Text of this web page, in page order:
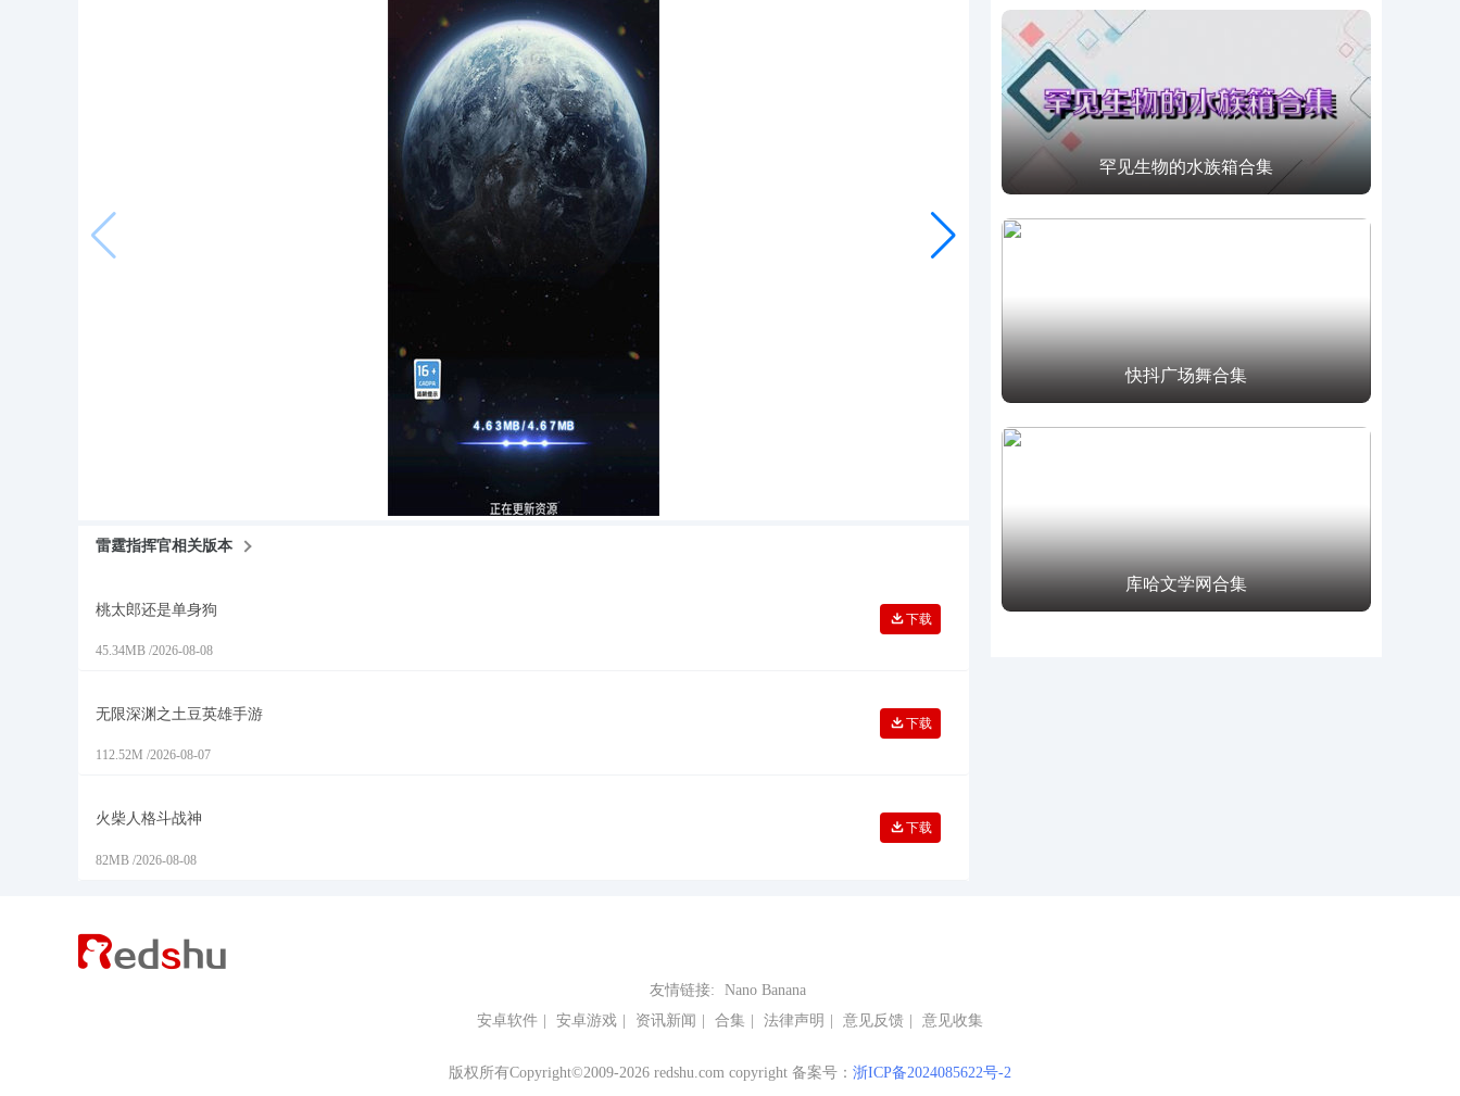
雷霆指挥官相关版本
桃太郎还是单身狗
45.34MB /2026-08-08
下载
无限深渊之土豆英雄手游
112.52M /2026-08-07
下载
火柴人格斗战神
82MB /2026-08-08
下载
罕见生物的水族箱合集
快抖广场舞合集
库哈文学网合集
友情链接:
Nano Banana
安卓软件 | 安卓游戏 | 资讯新闻 | 合集 | 法律声明 | 意见反馈 | 意见收集
版权所有Copyright©2009-2026 redshu.com copyright 备案号： 浙ICP备2024085622号-2